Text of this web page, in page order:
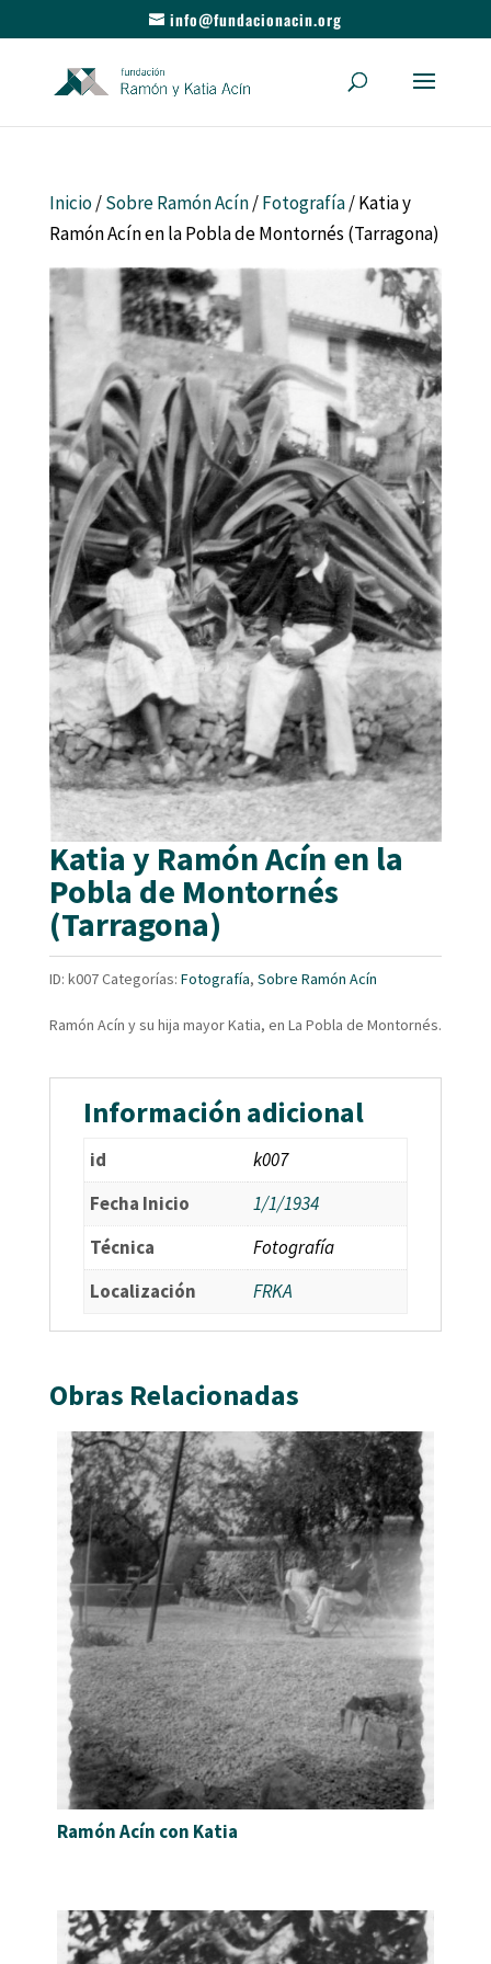
info@fundacionacin.org
Inicio/Sobre Ramón Acín/Fotografía/ Katia y
Ramón Acín en la Pobla de Montornés (Tarragona)
Katia y Ramón Acín en la
Pobla de Montornés
(Tarragona)
ID: k007Categorías: Fotografía, Sobre Ramón Acín
Ramón Acín y su hija mayor Katia, en La Pobla de Montornés.
Información adicional
id
k007
Fecha Inicio
1/1/1934
Técnica
Fotografía
Localización
FRKA
Obras Relacionadas
Ramón Acín con Katia